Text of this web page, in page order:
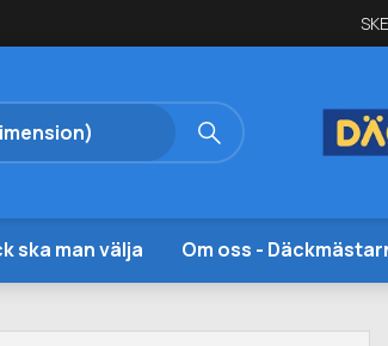
ska man välja Om oss -